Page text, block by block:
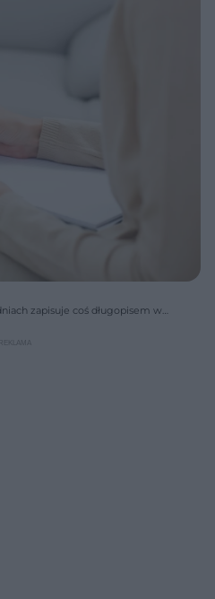
zapisuje coś długopisem w
o czym przeczytasz więcej